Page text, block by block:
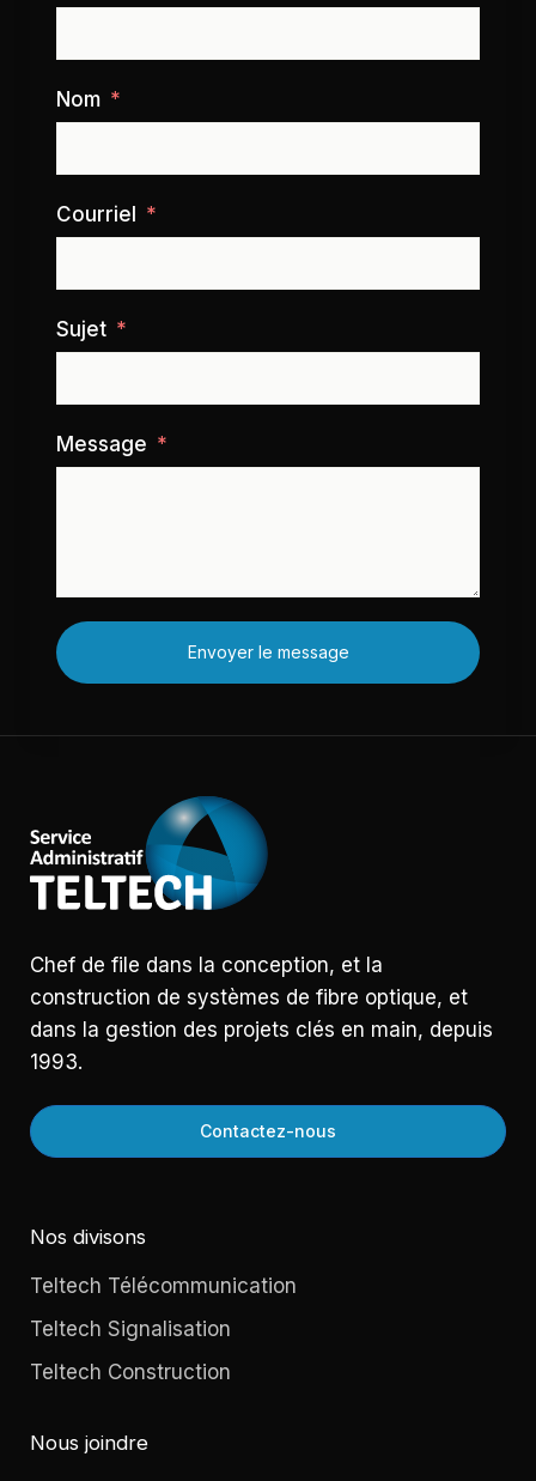
Nom
Courriel
Sujet
Message
Envoyer le message
Chef de file dans la conception, et la
construction de systèmes de fibre optique, et
dans la gestion des projets clés en main, depuis
1993.
Contactez-nous
Nos divisons
Teltech Télécommunication
Teltech Signalisation
Teltech Construction
Nous joindre